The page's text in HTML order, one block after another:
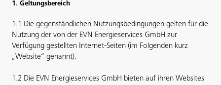
1. Geltungsbereich
1.1 Die gegenständlichen Nutzungsbedingungen gelten für die
Nutzung der von der EVN Energieservices GmbH zur
Verfügung gestellten Internet-Seiten (im Folgenden kurz
„Website“ genannt).
1.2 Die EVN Energieservices GmbH bieten auf ihren Websites